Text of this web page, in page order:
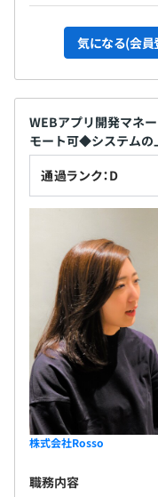
気になる(会員
WEBアプリ開発マネ
モート可◆システムの
通過ランク：D
株式会社Rosso
職務内容